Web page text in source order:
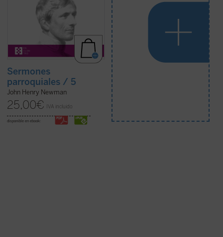
Sermones
parroquiales / 5
John Henry Newman
25,00€ IVA incluido
disponible en ebook: